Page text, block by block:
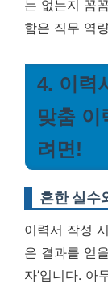
는 없는지 꼼
함은 직무 역
4. 이력
맞춤 이
려면!
흔한 실수
이력서 작성
은 결과를 얻
자’입니다. 아